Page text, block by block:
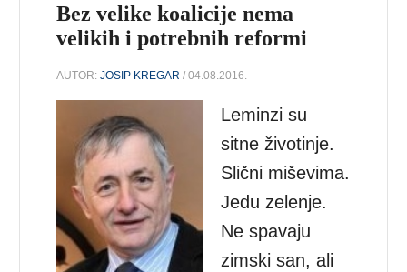
Bez velike koalicije nema
velikih i potrebnih reformi
AUTOR:JOSIP KREGAR / 04.08.2016.
Leminzi su
sitne životinje.
Slični miševima.
Jedu zelenje.
Ne spavaju
zimski san, ali